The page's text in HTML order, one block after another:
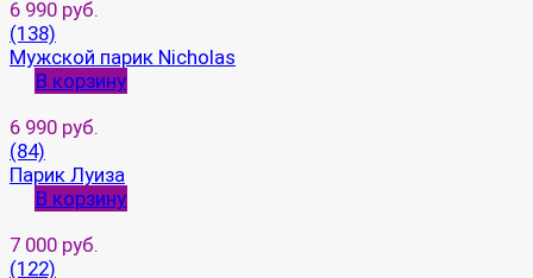
6 990 руб.
(138)
Мужской парик Nicholas
В корзину
6 990 руб.
(84)
Парик Луиза
В корзину
7 000 руб.
(122)